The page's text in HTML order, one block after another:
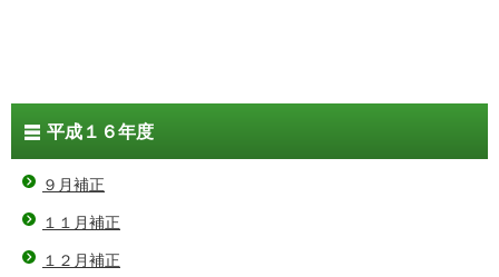
平成１６年度
９月補正
１１月補正
１２月補正